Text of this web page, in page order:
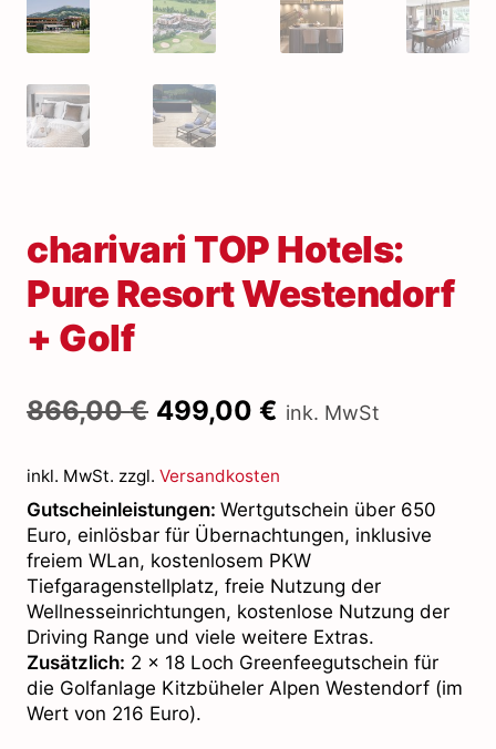
charivari TOP Hotels:
Pure Resort Westendorf
+ Golf
866,00€ Ursprünglicher
Preis
war:
866,00 €
499,00€ Aktueller
499,00 €.
ink. MwSt
inkl. MwSt. zzgl.Versandkosten
Gutscheinleistungen:Wertgutschein über 650
Euro, einlösbar für Übernachtungen, inklusive
freiem WLan, kostenlosem PKW
Tiefgaragenstellplatz, freie Nutzung der
Wellnesseinrichtungen, kostenlose Nutzung der
Driving Range und viele weitere Extras.
Zusätzlich: 2 x 18 Loch Greenfeegutschein für
die Golfanlage Kitzbüheler Alpen Westendorf (im
Wert von 216 Euro).